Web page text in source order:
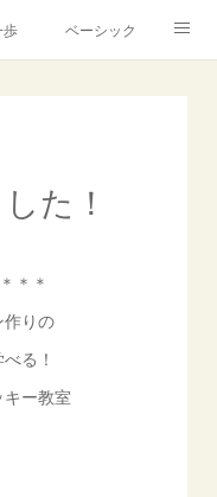
歩 ベーシック
た！
＊＊
りの
る！
ー教室